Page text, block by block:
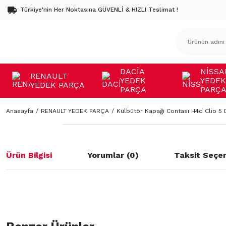
Türkiye'nin Her Noktasına GÜVENLİ & HIZLI Teslimat !
RENAULT
YEDEK PARÇA
DACİA
YEDEK
PARÇA
YEDEK
PARÇA
Anasayfa RENAULT YEDEK PARÇA Külbütör Kapağı Contası H4d Clio 5
Ürün Bilgisi Yorumlar (0) Taksit
öneri formunu kullanarak tarafımıza iletebilirsiniz.